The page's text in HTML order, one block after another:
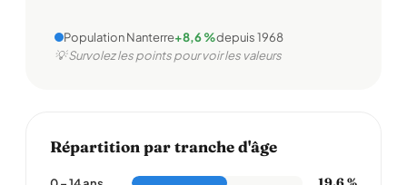
Population Nanterre+8,6 %depuis 1968
💡 Survolez les points pour voir les valeurs
Répartition par tranche d'âge